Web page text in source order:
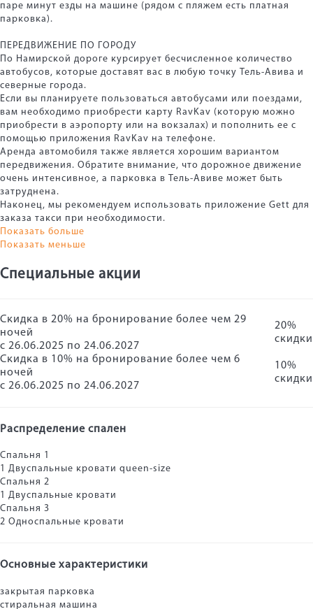
паре минут езды на машине (рядом с пляжем есть платная
парковка).
ПЕРЕДВИЖЕНИЕ ПО ГОРОДУ
По Намирской дороге курсирует бесчисленное количество
автобусов, которые доставят вас в любую точку Тель-Авива и
северные города.
Если вы планируете пользоваться автобусами или поездами,
вам необходимо приобрести карту RavKav (которую можно
приобрести в аэропорту или на вокзалах) и пополнить ее с
помощью приложения RavKav на телефоне.
Аренда автомобиля также является хорошим вариантом
передвижения. Обратите внимание, что дорожное движение
очень интенсивное, а парковка в Тель-Авиве может быть
затруднена.
Наконец, мы рекомендуем использовать приложение Gett для
заказа такси при необходимости.
Показать больше
Показать меньше
Специальные акции
Скидка в 20% на бронирование более чем 29
ночей
с 26.06.2025 по 24.06.2027
20%
скидки
Скидка в 10% на бронирование более чем 6
ночей
с 26.06.2025 по 24.06.2027
10%
скидки
Распределение спален
Спальня 1
1 Двуспальные кровати queen-size
Спальня 2
1 Двуспальные кровати
Спальня 3
2 Односпальные кровати
Основные характеристики
закрытая парковка
стиральная машина